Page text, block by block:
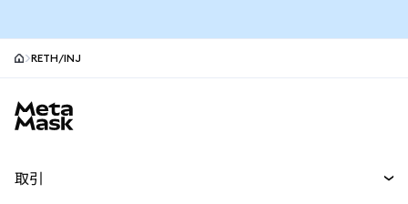
RETH/INJ
取引